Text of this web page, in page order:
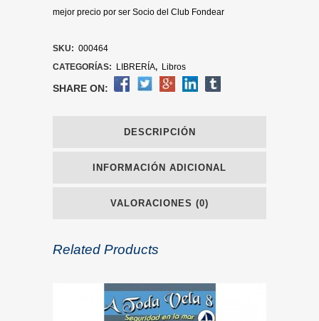
mejor precio por ser Socio del Club Fondear
SKU: 000464
CATEGORÍAS:
LIBRERÍA, Libros
SHARE ON:
DESCRIPCIÓN
INFORMACIÓN ADICIONAL
VALORACIONES (0)
Related Products